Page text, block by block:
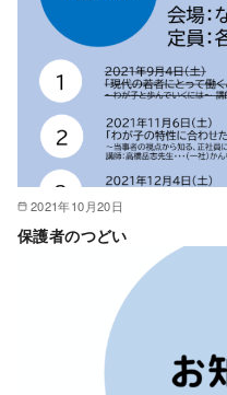
2021年10月20日
保護者のつどい